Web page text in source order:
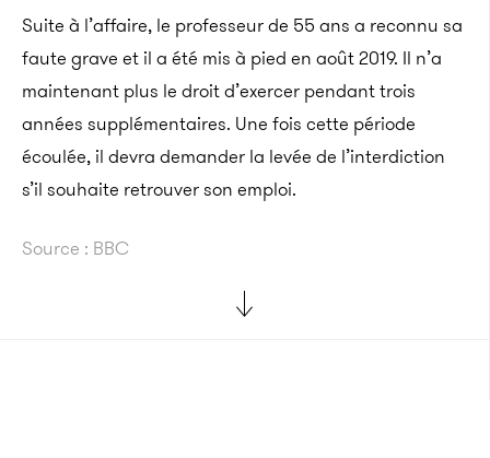
Suite à l’affaire, le professeur de 55 ans a reconnu sa
faute grave et il a été mis à pied en août 2019. Il n’a
maintenant plus le droit d’exercer pendant trois
années supplémentaires. Une fois cette période
écoulée, il devra demander la levée de l’interdiction
s’il souhaite retrouver son emploi.
Source : BBC